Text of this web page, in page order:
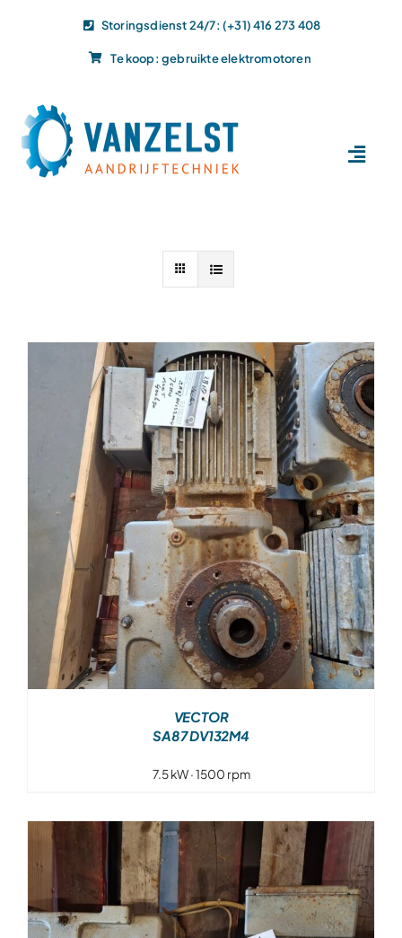
Storingsdienst 24/7: (+31) 416 273 408
Te koop: gebruikte elektromotoren
Dit leveren wij
Actueel
Projecten
Over ons
Contact
VECTOR
SA87 DV132M4
7.5 kW · 1500 rpm